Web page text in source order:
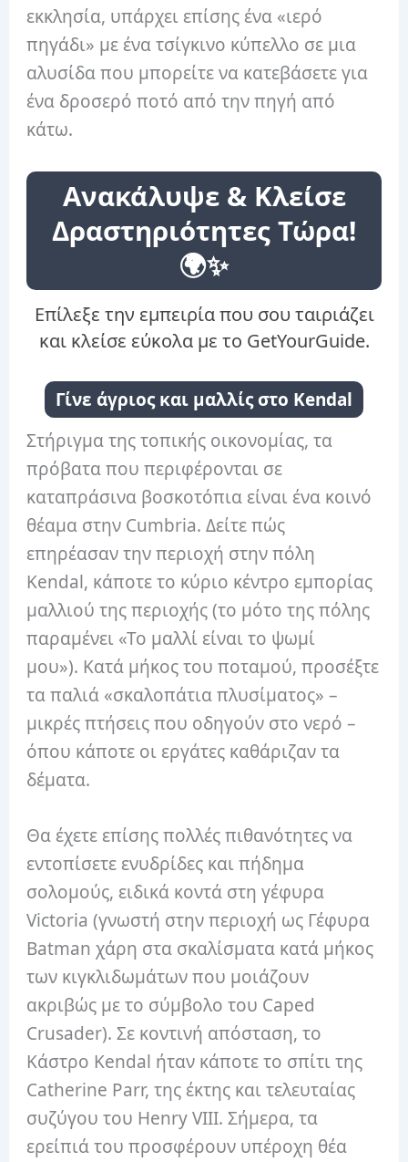
εκκλησία, υπάρχει επίσης ένα «ιερό
πηγάδι» με ένα τσίγκινο κύπελλο σε μια
αλυσίδα που μπορείτε να κατεβάσετε για
ένα δροσερό ποτό από την πηγή από
κάτω.
Ανακάλυψε & Κλείσε
Δραστηριότητες Τώρα!
🌍✨
Επίλεξε την εμπειρία που σου ταιριάζει
και κλείσε εύκολα με το GetYourGuide.
Γίνε άγριος και μαλλίς στο Kendal
Στήριγμα της τοπικής οικονομίας, τα
πρόβατα που περιφέρονται σε
καταπράσινα βοσκοτόπια είναι ένα κοινό
θέαμα στην Cumbria. Δείτε πώς
επηρέασαν την περιοχή στην πόλη
Kendal, κάποτε το κύριο κέντρο εμπορίας
μαλλιού της περιοχής (το μότο της πόλης
παραμένει «Το μαλλί είναι το ψωμί
μου»). Κατά μήκος του ποταμού, προσέξτε
τα παλιά «σκαλοπάτια πλυσίματος» –
μικρές πτήσεις που οδηγούν στο νερό –
όπου κάποτε οι εργάτες καθάριζαν τα
δέματα.
Θα έχετε επίσης πολλές πιθανότητες να
εντοπίσετε ενυδρίδες και πήδημα
σολομούς, ειδικά κοντά στη γέφυρα
Victoria (γνωστή στην περιοχή ως Γέφυρα
Batman χάρη στα σκαλίσματα κατά μήκος
των κιγκλιδωμάτων που μοιάζουν
ακριβώς με το σύμβολο του Caped
Crusader). Σε κοντινή απόσταση, το
Κάστρο Kendal ήταν κάποτε το σπίτι της
Catherine Parr, της έκτης και τελευταίας
συζύγου του Henry VIII. Σήμερα, τα
ερείπιά του προσφέρουν υπέροχη θέα